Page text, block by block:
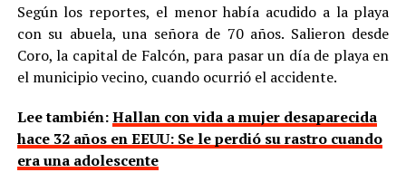
Según los reportes, el menor había acudido a la playa
con su abuela, una señora de 70 años. Salieron desde
Coro, la capital de Falcón, para pasar un día de playa en
el municipio vecino, cuando ocurrió el accidente.
Lee también:Hallan con vida a mujer desaparecida
hace 32 años en EEUU: Se le perdió su rastro cuando
era una adolescente